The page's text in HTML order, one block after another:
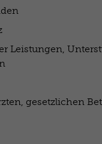
Leistungen,
gesetzlichen